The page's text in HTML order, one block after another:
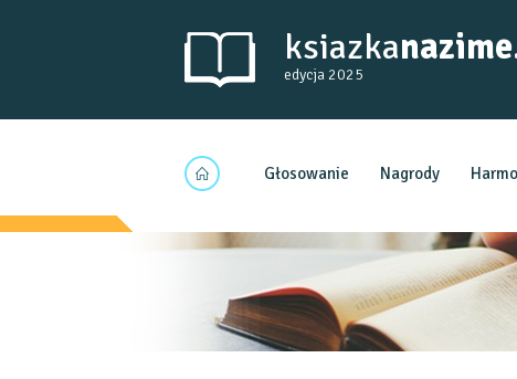
ksiazka
edycja 2025
Głosowanie Nagrody